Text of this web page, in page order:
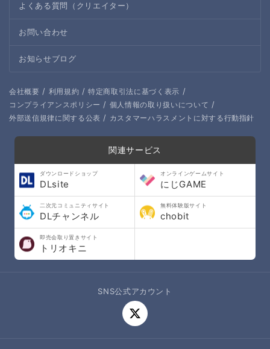
よくある質問（クリエイター）
お問い合わせ
お知らせブログ
会社概要 / 利用規約 / 特定商取引法に基づく表示 /
コンプライアンスポリシー / 個人情報の取り扱いについて /
外部送信規律に関する公表 / カスタマーハラスメントに対する行動指針
関連サービス
ダウンロードショップ
DLsite
オンラインゲームサイト
にじGAME
二次元コミュニティサイト
DLチャンネル
無料体験版サイト
chobit
即売会取り置きサイト
トリオキニ
SNS公式アカウント